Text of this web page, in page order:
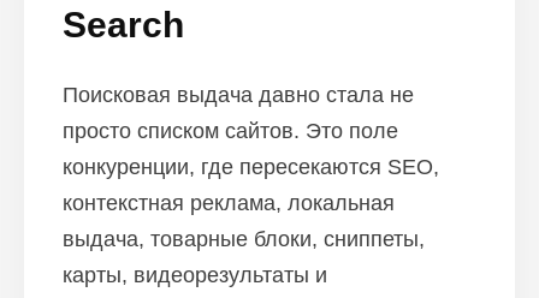
Search
Поисковая выдача давно стала не
просто списком сайтов. Это поле
конкуренции, где пересекаются SEO,
контекстная реклама, локальная
выдача, товарные блоки, сниппеты,
карты, видеорезультаты и